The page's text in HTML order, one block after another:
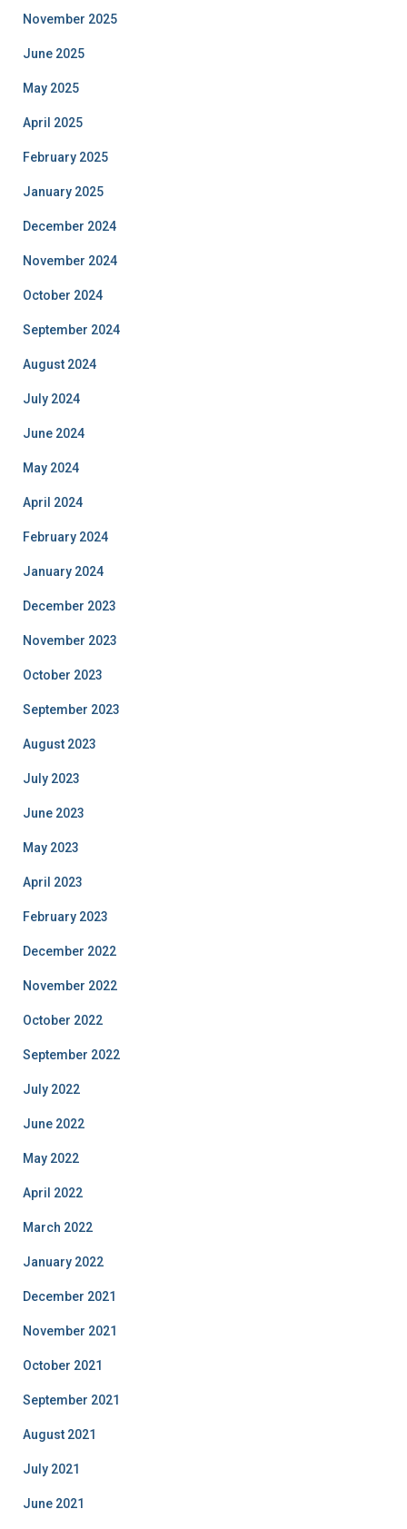
November 2025
June 2025
May 2025
April 2025
February 2025
January 2025
December 2024
November 2024
October 2024
September 2024
August 2024
July 2024
June 2024
May 2024
April 2024
February 2024
January 2024
December 2023
November 2023
October 2023
September 2023
August 2023
July 2023
June 2023
May 2023
April 2023
February 2023
December 2022
November 2022
October 2022
September 2022
July 2022
June 2022
May 2022
April 2022
March 2022
January 2022
December 2021
November 2021
October 2021
September 2021
August 2021
July 2021
June 2021